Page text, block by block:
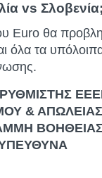
vs Σλοβενία;
Euro θα
όλα τα
& ΑΠΩΛΕΙΑΣ
ΥΠΕΥΘΥΝΑ